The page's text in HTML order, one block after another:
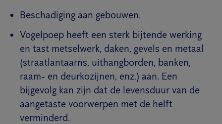
Beschadiging aan gebouwen.
Vogelpoep heeft een sterk bijtende werking
en tast metselwerk, daken, gevels en metaal
(straatlantaarns, uithangborden, banken,
raam- en deurkozijnen, enz.) aan. Een
bijgevolg kan zijn dat de levensduur van de
aangetaste voorwerpen met de helft
verminderd.